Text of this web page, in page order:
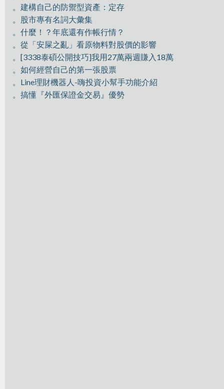
。建構自己的防禦型資產：定存
。股市專有名詞大彙集
。什麼！？年底還有作帳行情？
。從「安屎之亂」看原物料對股價的影響
。[3338泰碩公開技巧]我用27萬兩週賺入18萬
。如何經營自己的第一張股票
。Line理財機器人-嗨投資小幫手功能介紹
。搞懂『外匯保證金交易』優勢